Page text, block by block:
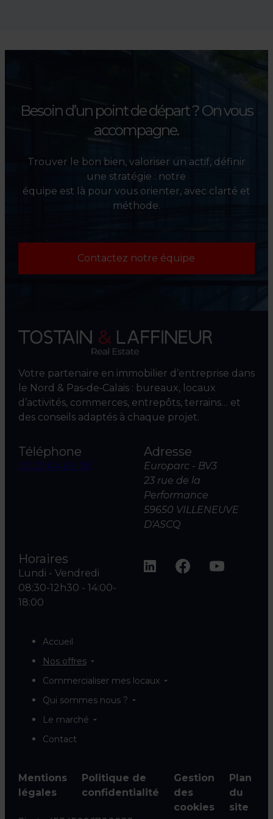
l’évaluation et la valorisation
Besoin d’un point de départ ?On vous
accompagne.
Trouver le bon bien, valoriser un actif, définir
une stratégie : notre
équipe est là pour vous orienter, avec clarté et
méthode.
Contactez notre équipe
Votre partenaire en immobilier d’entreprise dans
le Nord & Pas‑de‑Calais : bureaux, locaux
d’activités, commerces, entrepôts, terrains… et
des conseils adaptés à chaque projet.
Téléphone
03 20 04 06 00
Adresse
Europarc - BV3
23 rue de la
Performance
59650 VILLENEUVE
D'ASCQ
Horaires
Lundi - Vendredi
08:30-12h30 - 14:00-
18:00
Accueil
Nos offres
Commercialiser mes locaux
Qui sommes nous ?
Le marché
Contact
Mentions
légales
Politique de
confidentialité
Gestion
des
cookies
Plan
du
site